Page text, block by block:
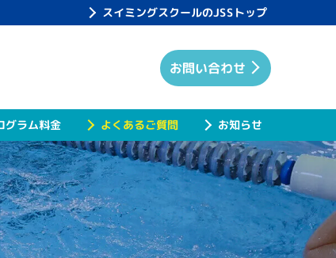
スイミングスクールのJSSトップ
グラム料金 よくあるご質問 お知らせ
お問い合わせ